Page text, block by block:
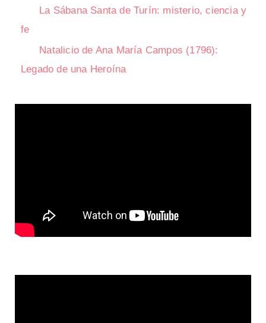
La Sábana Santa de Turín: misterio, ciencia y
fe
Natalicio de Ana María Campos (1796):
Legado de una Heroína